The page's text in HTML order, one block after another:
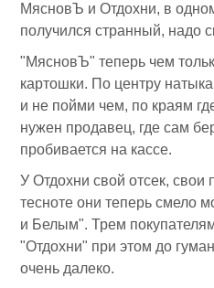
МясновЪ и Отдохни, в
получился странный, надо
"МясновЪ" теперь чем
картошки. По центру
и не пойми чем, по краям
нужен продавец, где сам
пробивается на кассе.
У Отдохни свой отсек,
тесноте они теперь смело
и Белым". Трем
"Отдохни" при этом до
очень далеко.